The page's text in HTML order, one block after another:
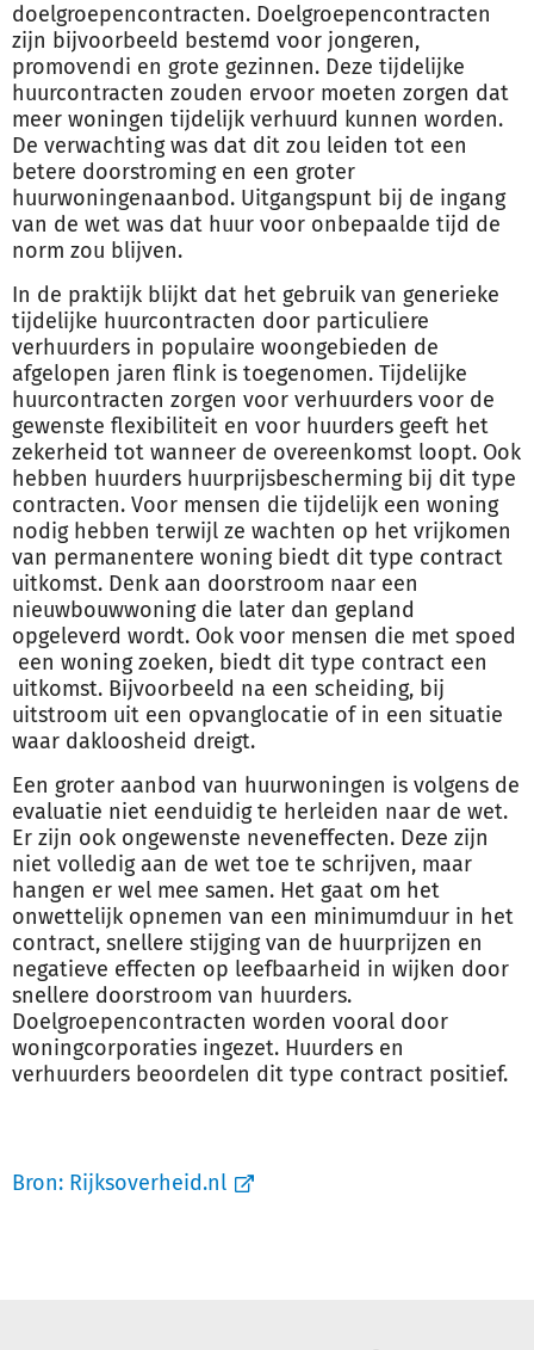
doelgroepencontracten. Doelgroepencontracten
zijn bijvoorbeeld bestemd voor jongeren,
promovendi en grote gezinnen. Deze tijdelijke
huurcontracten zouden ervoor moeten zorgen dat
meer woningen tijdelijk verhuurd kunnen worden.
De verwachting was dat dit zou leiden tot een
betere doorstroming en een groter
huurwoningenaanbod. Uitgangspunt bij de ingang
van de wet was dat huur voor onbepaalde tijd de
norm zou blijven.
In de praktijk blijkt dat het gebruik van generieke
tijdelijke huurcontracten door particuliere
verhuurders in populaire woongebieden de
afgelopen jaren flink is toegenomen. Tijdelijke
huurcontracten zorgen voor verhuurders voor de
gewenste flexibiliteit en voor huurders geeft het
zekerheid tot wanneer de overeenkomst loopt. Ook
hebben huurders huurprijsbescherming bij dit type
contracten. Voor mensen die tijdelijk een woning
nodig hebben terwijl ze wachten op het vrijkomen
van permanentere woning biedt dit type contract
uitkomst. Denk aan doorstroom naar een
nieuwbouwwoning die later dan gepland
opgeleverd wordt. Ook voor mensen die met spoed
een woning zoeken, biedt dit type contract een
uitkomst. Bijvoorbeeld na een scheiding, bij
uitstroom uit een opvanglocatie of in een situatie
waar dakloosheid dreigt.
Een groter aanbod van huurwoningen is volgens de
evaluatie niet eenduidig te herleiden naar de wet.
Er zijn ook ongewenste neveneffecten. Deze zijn
niet volledig aan de wet toe te schrijven, maar
hangen er wel mee samen. Het gaat om het
onwettelijk opnemen van een minimumduur in het
contract, snellere stijging van de huurprijzen en
negatieve effecten op leefbaarheid in wijken door
snellere doorstroom van huurders.
Doelgroepencontracten worden vooral door
woningcorporaties ingezet. Huurders en
verhuurders beoordelen dit type contract positief.
Bron: Rijksoverheid.nl